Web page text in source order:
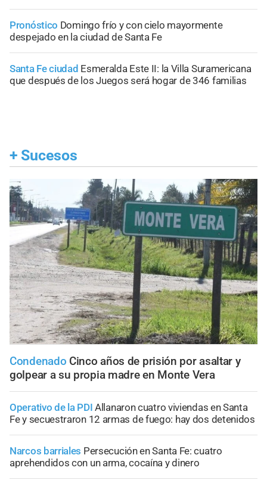
Pronóstico Domingo frío y con cielo mayormente
despejado en la ciudad de Santa Fe
Santa Fe ciudad Esmeralda Este II: la Villa Suramericana
que después de los Juegos será hogar de 346 familias
+ Sucesos
Condenado Cinco años de prisión por asaltar y
golpear a su propia madre en Monte Vera
Operativo de la PDI Allanaron cuatro viviendas en Santa
Fe y secuestraron 12 armas de fuego: hay dos detenidos
Narcos barriales Persecución en Santa Fe: cuatro
aprehendidos con un arma, cocaína y dinero